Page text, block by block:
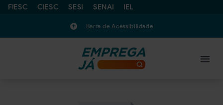
FIESC CIESC SESI SENAI IEL
Barra de Acessibilidade